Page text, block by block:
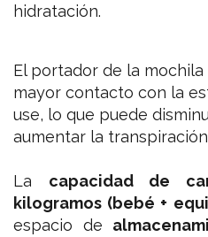
hidratación.
El portador de la
mayor contacto con la
use, lo que puede
aumentar la
La capacidad de
kilogramos (bebé +
espacio de